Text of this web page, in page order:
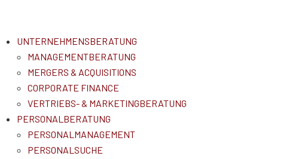
UNTERNEHMENSBERATUNG
MANAGEMENTBERATUNG
MERGERS & ACQUISITIONS
CORPORATE FINANCE
VERTRIEBS- & MARKETINGBERATUNG
PERSONALBERATUNG
PERSONALMANAGEMENT
PERSONALSUCHE